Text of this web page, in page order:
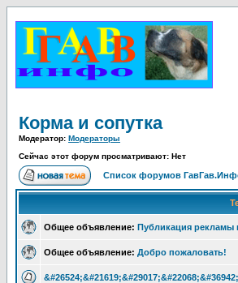
Корма и сопутка
Модератор: Модераторы
Сейчас этот форум просматривают: Нет
Список форумов
Общее объявление: Публикация рекламы
Общее объявление: Добро пожаловать!
&#26524;&#21619;&#29017;&#22068;&#36942;